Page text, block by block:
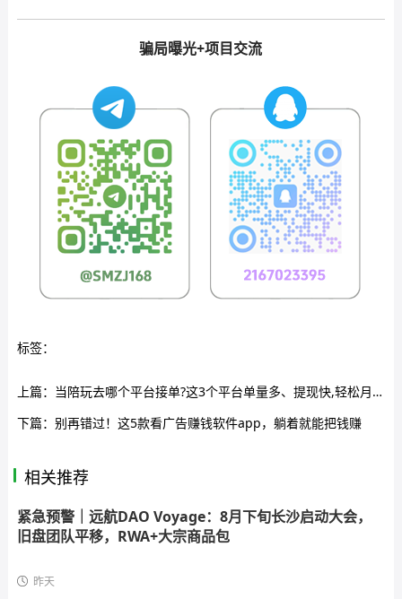
骗局曝光+项目交流
标签：
上篇： 当陪玩去哪个平台接单?这3个平台单量多、提现快,轻松月入过万!
下篇： 别再错过！这5款看广告赚钱软件app，躺着就能把钱赚
相关推荐
紧急预警｜远航DAO Voyage：8月下旬长沙启动大会，
旧盘团队平移，RWA+大宗商品包
昨天